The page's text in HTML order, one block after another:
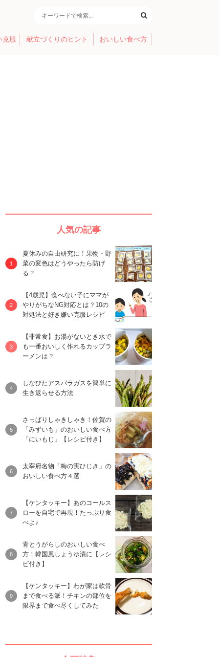
克服 献立づくりのヒント おいしい食べ方
人気の記事
夏休みの自由研究に！果物・野
菜の変色はどうやったら防げ
る？
【4歳児】食べない子にママが
やりがちなNG対応とは？10の
対処法と好き嫌い克服レシピ
【非常食】お湯がないとき水で
も一番おいしく作れるカップラ
ーメンは？
しなびたアスパラガスを簡単に
生き返らせる方法
さっぱりしゃきしゃき！佐賀の
「みずいも」のおいしい食べ方
「にいもじ」【レシピ付き】
太宰府名物「梅の実ひじき」の
おいしい食べ方４選
【ケンタッキー】あのコールス
ローを自宅で再現！たっぷり食
べよ♪
青とうがらしのおいしい食べ
方！韓国風しょうゆ漬に【レシ
ピ付き】
【ケンタッキー】わが家は軟骨
まで食べる派！チキンの部位を
限界まで食べ尽くしてみた